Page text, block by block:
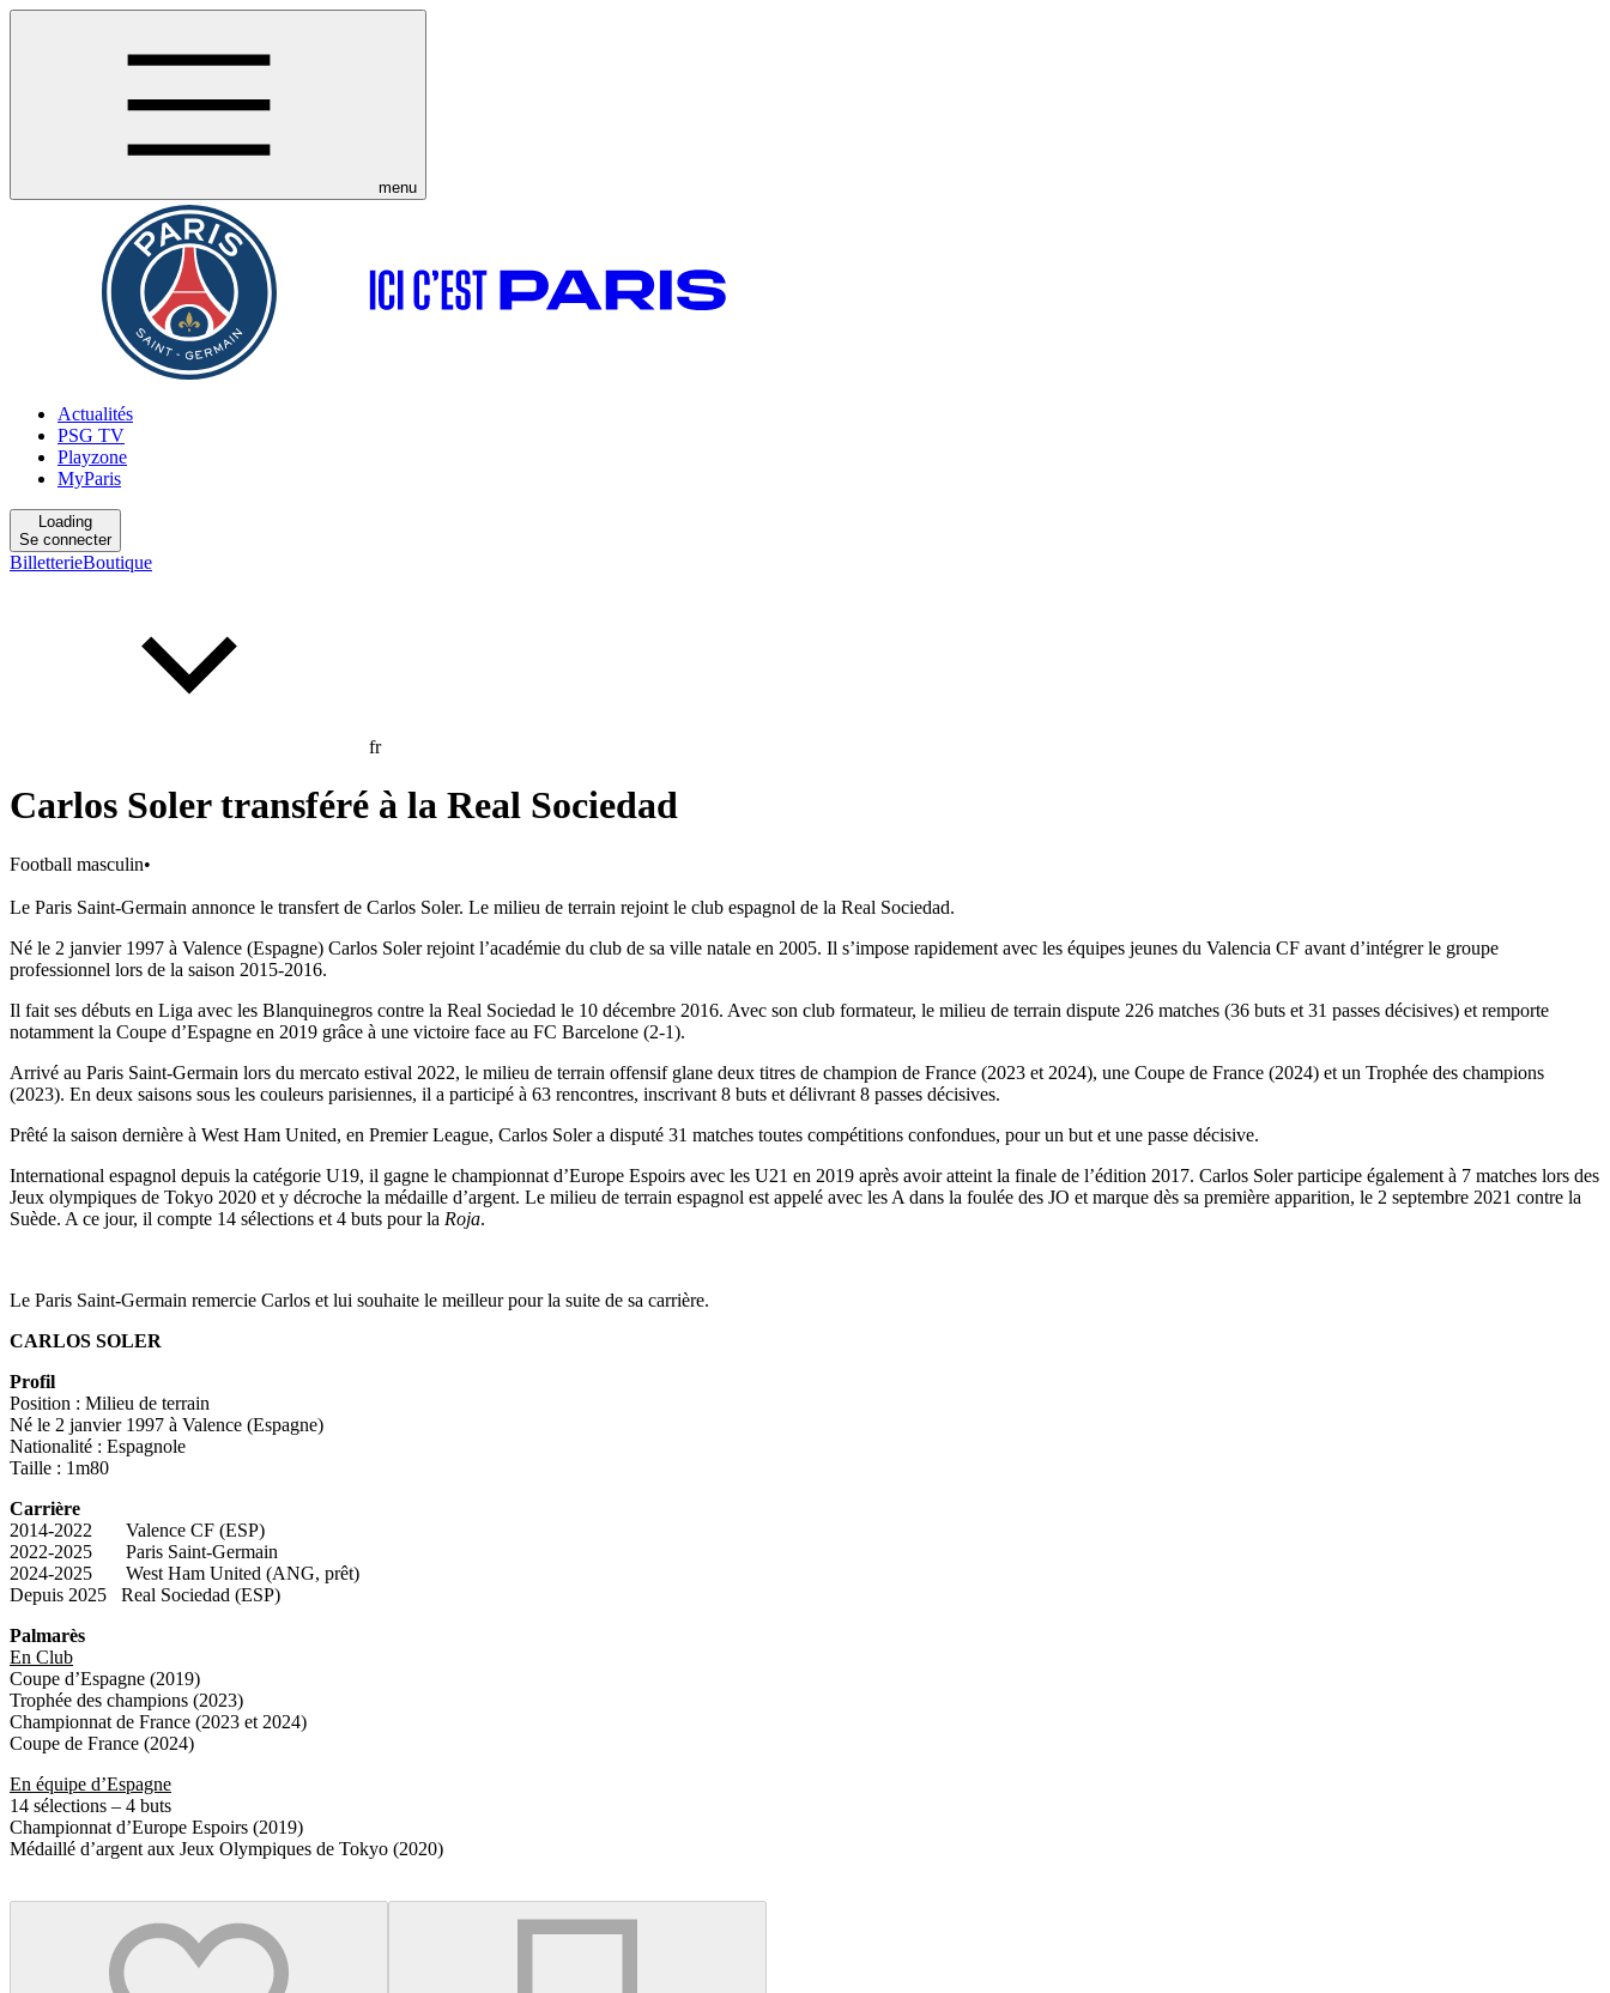
menu
Actualités
PSG TV
Playzone
MyParis
Loading
Se connecter
BilletterieBoutique
fr
Carlos Soler transféré à la Real Sociedad
Football masculin•
Le Paris Saint-Germain annonce le transfert de Carlos Soler. Le milieu de terrain rejoint le club espagnol de la Real Sociedad.
Né le 2 janvier 1997 à Valence (Espagne) Carlos Soler rejoint l’académie du club de sa ville natale en 2005. Il s’impose rapidement avec les équipes jeunes du Valencia CF avant d’intégrer le groupe
professionnel lors de la saison 2015-2016.
Il fait ses débuts en Liga avec les Blanquinegros contre la Real Sociedad le 10 décembre 2016. Avec son club formateur, le milieu de terrain dispute 226 matches (36 buts et 31 passes décisives) et remporte
notamment la Coupe d’Espagne en 2019 grâce à une victoire face au FC Barcelone (2-1).
Arrivé au Paris Saint-Germain lors du mercato estival 2022, le milieu de terrain offensif glane deux titres de champion de France (2023 et 2024), une Coupe de France (2024) et un Trophée des champions
(2023). En deux saisons sous les couleurs parisiennes, il a participé à 63 rencontres, inscrivant 8 buts et délivrant 8 passes décisives.
Prêté la saison dernière à West Ham United, en Premier League, Carlos Soler a disputé 31 matches toutes compétitions confondues, pour un but et une passe décisive.
International espagnol depuis la catégorie U19, il gagne le championnat d’Europe Espoirs avec les U21 en 2019 après avoir atteint la finale de l’édition 2017. Carlos Soler participe également à 7 matches lors des
Jeux olympiques de Tokyo 2020 et y décroche la médaille d’argent. Le milieu de terrain espagnol est appelé avec les A dans la foulée des JO et marque dès sa première apparition, le 2 septembre 2021 contre la
Suède. A ce jour, il compte 14 sélections et 4 buts pour la Roja.
Le Paris Saint-Germain remercie Carlos et lui souhaite le meilleur pour la suite de sa carrière.
CARLOS SOLER
Profil
Position : Milieu de terrain
Né le 2 janvier 1997 à Valence (Espagne)
Nationalité : Espagnole
Taille : 1m80
Carrière
2014-2022
Valence CF (ESP)
2022-2025
Paris Saint-Germain
2024-2025
West Ham United (ANG, prêt)
Depuis 2025
Real Sociedad (ESP)
Palmarès
En Club
Coupe d’Espagne (2019)
Trophée des champions (2023)
Championnat de France (2023 et 2024)
Coupe de France (2024)
En équipe d’Espagne
14 sélections – 4 buts
Championnat d’Europe Espoirs (2019)
Médaillé d’argent aux Jeux Olympiques de Tokyo (2020)